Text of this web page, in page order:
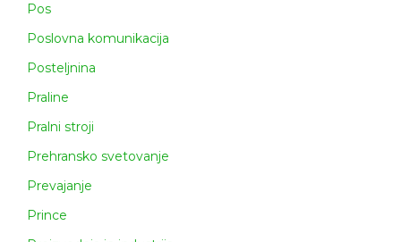
Pos
Poslovna komunikacija
Posteljnina
Praline
Pralni stroji
Prehransko svetovanje
Prevajanje
Prince